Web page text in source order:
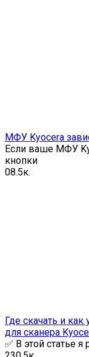
МФУ Kyocera
Если ваше МФУ
кнопки
08.5к.
Где скачать и
для сканера
✅ В этой статье